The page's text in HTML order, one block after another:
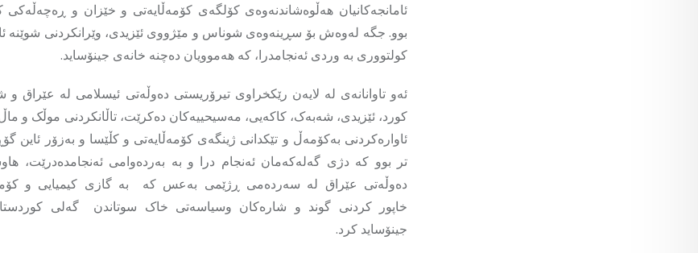
ئامانجەکانیان هەڵوەشاندنەوەی کۆلگەی کۆمەڵایەتی و خێزان و ڕەچەڵەکی
بوو. جگە لەوەش بۆ سڕینەوەی شوناس و مێژووی ئێزیدی، وێرانکردنی شوێنە
کولتووری بە وردی ئەنجامدرا، کە هەموویان دەچنە خانەی جینۆساید.
ئەو تاوانانەی لە لایەن رێکخراوی تیرۆریستی دەوڵەتی ئیسلامی لە
کورد، ئێزیدی، شەبەک، کاکەیی، مەسیحییەکان دەکرێت، تاڵانکردنی موڵک و
ئاوارەکردنی بەکۆمەڵ و تێکدانی ژینگەی کۆمەڵایەتی و کڵێسا و بەزۆر ئاین
تر بوو کە دژی گەلەکەمان ئەنجام درا و بە بەردەوامی ئەنجامدەدرێت،
دەوڵەتی عێراق لە سەردەمی ڕژێمی بەعس کە بە گازی کیمیایی و
خاپور کردنی گوند و شارەکان وسیاسەتی خاک سوتاندن گەلی
جینۆساید کرد.